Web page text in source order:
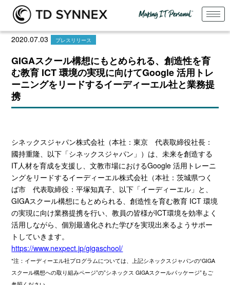
2020.07.03 プレスリリース
GIGAスクール構想にもとめられる、創造性を育
む教育 ICT 環境の実現に向けてGoogle 活用トレ
ーニングをリードするイーディーエル社と業務提
携
シネックスジャパン株式会社（本社：東京 代表取締役社長：
國持重隆、以下「シネックスジャパン」）は、未来を創造する
IT人材を育成を支援し、文教市場におけるGoogle活用トレーニ
ングをリードするイーディーエル株式会社（本社：茨城県つく
ば市 代表取締役：平塚知真子、以下「イーディーエル」と、
GIGAスクール構想にもとめられる、創造性を育む教育 ICT環境
の実現に向け業務提携を行い、教員の皆様がICT環境を効率よく
活用しながら、個別最適化された学びを実現出来るようサポー
トしていきます。
https://www.nexpect.jp/gigaschool/
*注：イーディーエル社プログラムについては、上記シネックスジャパンの“GIGA
スクール構想への取り組みページ”の”シネックス GIGAスクールパッケージ”もご